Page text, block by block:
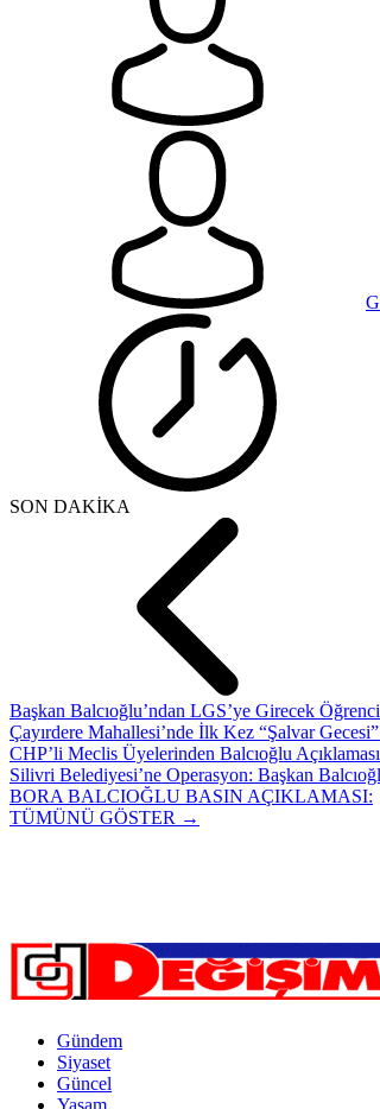
SON DAKİKA
Başkan Balcıoğlu’ndan LGS’ye Girecek
Çayırdere Mahallesi’nde İlk Kez “Şalvar
CHP’li Meclis Üyelerinden Balcıoğlu
Silivri Belediyesi’ne Operasyon: Başkan
BORA BALCIOĞLU BASIN AÇIKLAMASI:
TÜMÜNÜ GÖSTER →
Gündem
Siyaset
Güncel
Yaşam